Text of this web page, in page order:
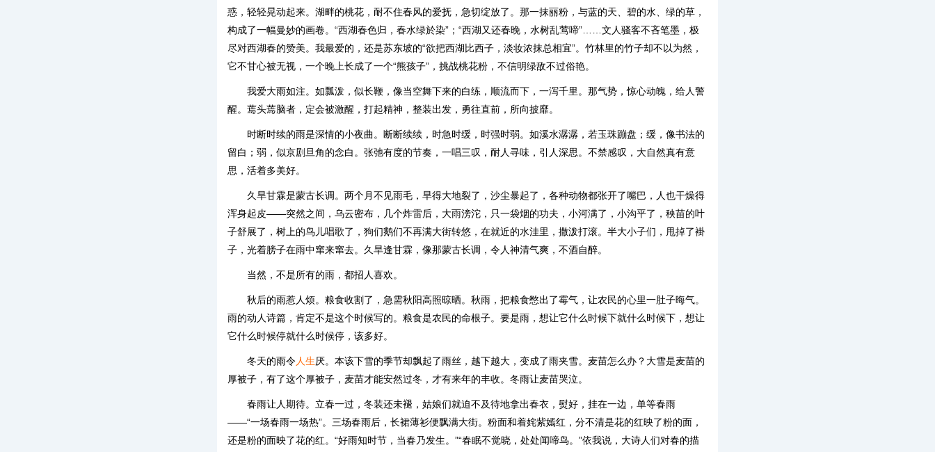
惑，轻轻晃动起来。湖畔的桃花，耐不住春风的爱抚，急切绽放了。那一抹丽粉，与蓝的天、碧的水、绿的草，
构成了一幅曼妙的画卷。“西湖春色归，春水绿於染”；“西湖又还春晚，水树乱莺啼”……文人骚客不吝笔墨，极
尽对西湖春的赞美。我最爱的，还是苏东坡的“欲把西湖比西子，淡妆浓抹总相宜”。竹林里的竹子却不以为然，
它不甘心被无视，一个晚上长成了一个“熊孩子”，挑战桃花粉，不信明绿敌不过俗艳。
我爱大雨如注。如瓢泼，似长鞭，像当空舞下来的白练，顺流而下，一泻千里。那气势，惊心动魄，给人警
醒。蔫头蔫脑者，定会被激醒，打起精神，整装出发，勇往直前，所向披靡。
时断时续的雨是深情的小夜曲。断断续续，时急时缓，时强时弱。如溪水潺潺，若玉珠蹦盘；缓，像书法的
留白；弱，似京剧旦角的念白。张弛有度的节奏，一唱三叹，耐人寻味，引人深思。不禁感叹，大自然真有意
思，活着多美好。
久旱甘霖是蒙古长调。两个月不见雨毛，旱得大地裂了，沙尘暴起了，各种动物都张开了嘴巴，人也干燥得
浑身起皮——突然之间，乌云密布，几个炸雷后，大雨滂沱，只一袋烟的功夫，小河满了，小沟平了，秧苗的叶
子舒展了，树上的鸟儿唱歌了，狗们鹅们不再满大街转悠，在就近的水洼里，撒泼打滚。半大小子们，甩掉了褂
子，光着膀子在雨中窜来窜去。久旱逢甘霖，像那蒙古长调，令人神清气爽，不酒自醉。
当然，不是所有的雨，都招人喜欢。
秋后的雨惹人烦。粮食收割了，急需秋阳高照晾晒。秋雨，把粮食憋出了霉气，让农民的心里一肚子晦气。
雨的动人诗篇，肯定不是这个时候写的。粮食是农民的命根子。要是雨，想让它什么时候下就什么时候下，想让
它什么时候停就什么时候停，该多好。
冬天的雨令人生厌。本该下雪的季节却飘起了雨丝，越下越大，变成了雨夹雪。麦苗怎么办？大雪是麦苗的
厚被子，有了这个厚被子，麦苗才能安然过冬，才有来年的丰收。冬雨让麦苗哭泣。
春雨让人期待。立春一过，冬装还未褪，姑娘们就迫不及待地拿出春衣，熨好，挂在一边，单等春雨
——“一场春雨一场热”。三场春雨后，长裙薄衫便飘满大街。粉面和着姹紫嫣红，分不清是花的红映了粉的面，
还是粉的面映了花的红。“好雨知时节，当春乃发生。”“春眠不觉晓，处处闻啼鸟。”依我说，大诗人们对春的描